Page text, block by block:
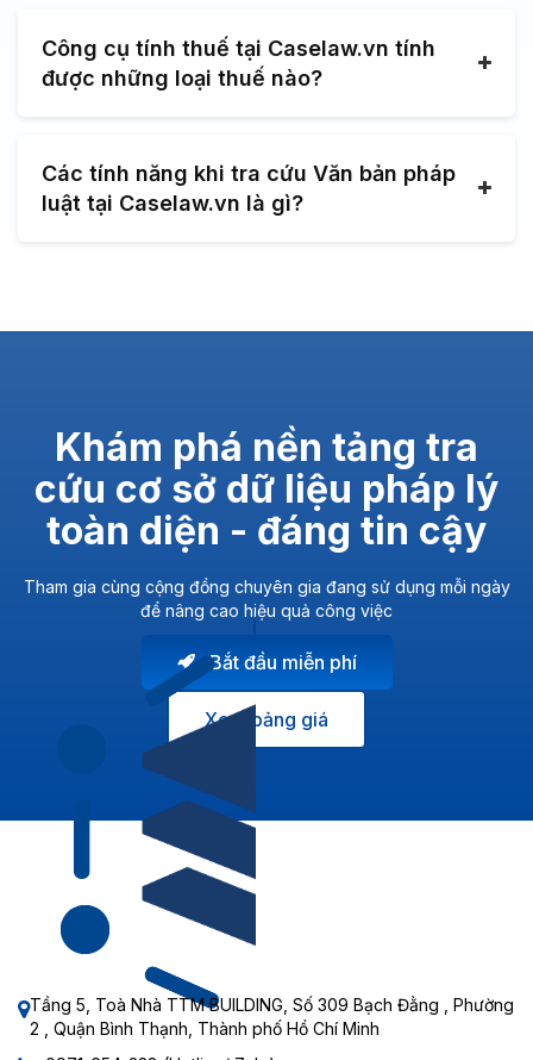
Công cụ tính thuế tại Caselaw.vn tính
được những loại thuế nào?
Các tính năng khi tra cứu Văn bản pháp
luật tại Caselaw.vn là gì?
Khám phá nền tảng tra
cứu cơ sở dữ liệu pháp lý
toàn diện - đáng tin cậy
Tham gia cùng cộng đồng chuyên gia đang sử dụng mỗi ngày
để nâng cao hiệu quả công việc
Bắt đầu miễn phí
Xem bảng giá
Tầng 5, Toà Nhà TTM BUILDING, Số 309 Bạch Đằng , Phường
2 , Quận Bình Thạnh, Thành phố Hồ Chí Minh